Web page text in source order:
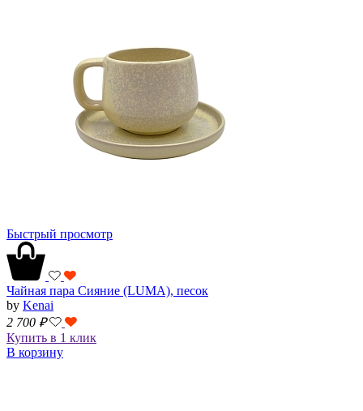
Быстрый просмотр
Чайная пара Сияние (LUMA), песок
by Kenai
2 700 ₽
Купить в 1 клик
В корзину